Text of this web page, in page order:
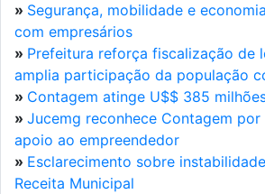
» Segurança, mobilidade e
com empresários
» Prefeitura reforça fiscalização de
amplia participação da população
» Contagem atinge U$$ 385
» Jucemg reconhece Contagem
apoio ao empreendedor
» Esclarecimento sobre
Receita Municipal